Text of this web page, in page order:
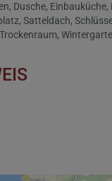
Dusche Einbauküche
Satteldach